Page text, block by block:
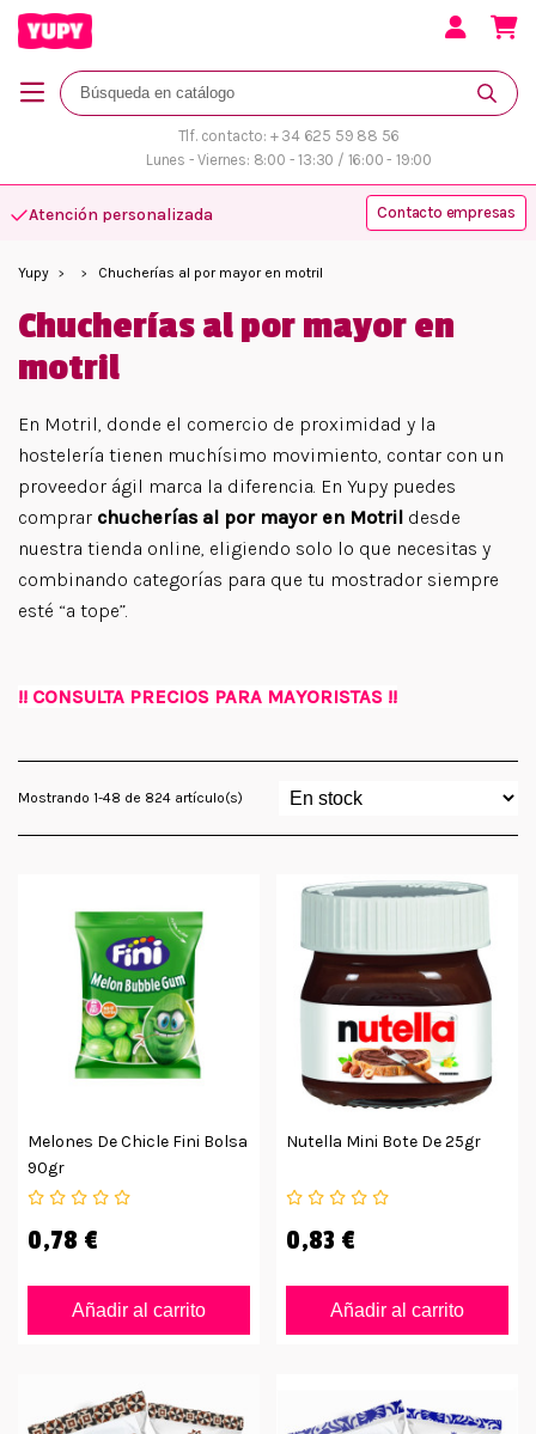
Tlf. contacto: + 34 625 59 88 56
Lunes - Viernes: 8:00 - 13:30 / 16:00 - 19:00
Atención personalizada Contacto empresas
Yupy Chucherías al por mayor en motril
Chucherías al por mayor en
motril
En Motril, donde el comercio de proximidad y la
hostelería tienen muchísimo movimiento, contar con un
proveedor ágil marca la diferencia. En Yupy puedes
comprar chucherías al por mayor en Motril desde
nuestra tienda online, eligiendo solo lo que necesitas y
combinando categorías para que tu mostrador siempre
esté “a tope”.
!! CONSULTA PRECIOS PARA MAYORISTAS !!
Mostrando 1-48 de 824 artículo(s)
Melones De Chicle Fini Bolsa
90gr
0,78 €
Añadir al carrito
Nutella Mini Bote De 25gr
0,83 €
Añadir al carrito